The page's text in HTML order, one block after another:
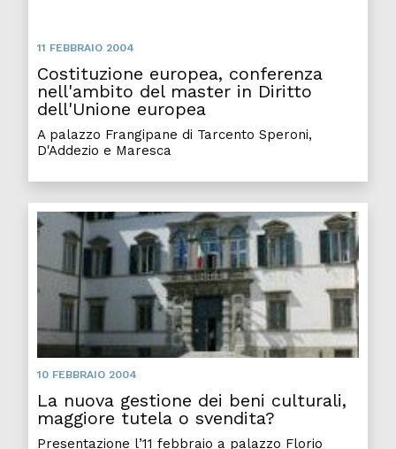
11 FEBBRAIO 2004
Costituzione europea, conferenza
nell'ambito del master in Diritto
dell'Unione europea
A palazzo Frangipane di Tarcento Speroni,
D'Addezio e Maresca
La
10 FEBBRAIO 2004
La nuova gestione dei beni culturali,
maggiore tutela o svendita?
Presentazione l’11 febbraio a palazzo Florio